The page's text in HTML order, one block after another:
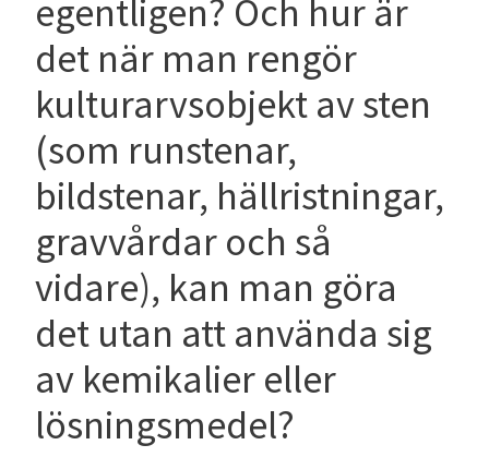
egentligen? Och hur är
det när man rengör
kulturarvsobjekt av sten
(som runstenar,
bildstenar, hällristningar,
gravvårdar och så
vidare), kan man göra
det utan att använda sig
av kemikalier eller
lösningsmedel?